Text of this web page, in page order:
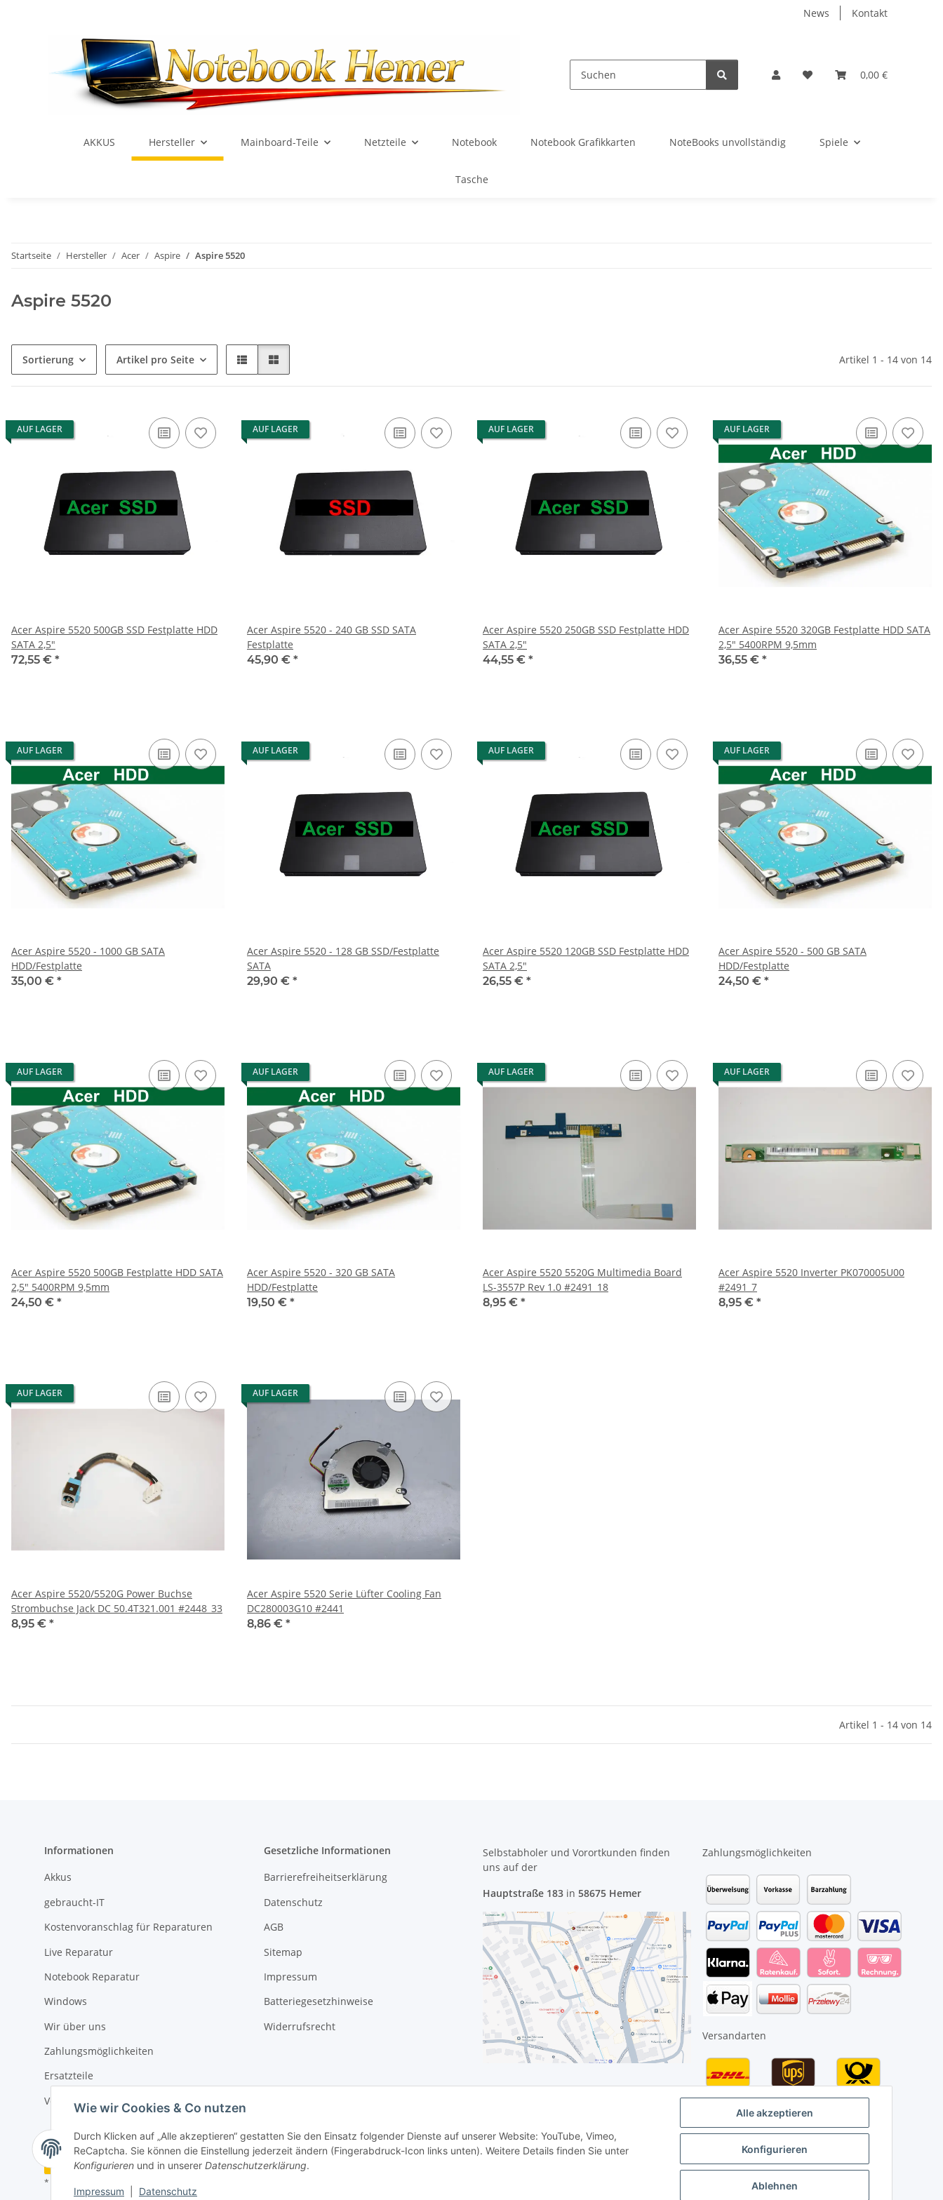
Alle akzeptieren
Konfigurieren
Ablehnen
Wie wir Cookies & Co nutzen
Durch Klicken auf „Alle akzeptieren“ gestatten Sie den Einsatz folgender Dienste auf unserer Website: YouTube, Vimeo,
ReCaptcha. Sie können die Einstellung jederzeit ändern (Fingerabdruck-Icon links unten). Weitere Details finden Sie unter
Konfigurieren und in unserer Datenschutzerklärung.
Impressum Datenschutz
News Kontakt
0,00 €
AKKUS Hersteller Mainboard-Teile Netzteile Notebook Notebook Grafikkarten NoteBooks unvollständig Spiele
Tasche
Startseite Hersteller Acer Aspire Aspire 5520
Aspire 5520
Sortierung Artikel pro Seite Artikel 1 - 14 von 14
AUF LAGER
Acer Aspire 5520 500GB SSD Festplatte HDD
SATA 2,5"
72,55 € *
AUF LAGER
Acer Aspire 5520 - 240 GB SSD SATA
Festplatte
45,90 € *
AUF LAGER
Acer Aspire 5520 250GB SSD Festplatte HDD
SATA 2,5"
44,55 € *
AUF LAGER
Acer Aspire 5520 320GB Festplatte HDD SATA
2,5" 5400RPM 9,5mm
36,55 € *
AUF LAGER
Acer Aspire 5520 - 1000 GB SATA
HDD/Festplatte
35,00 € *
AUF LAGER
Acer Aspire 5520 - 128 GB SSD/Festplatte
SATA
29,90 € *
AUF LAGER
Acer Aspire 5520 120GB SSD Festplatte HDD
SATA 2,5"
26,55 € *
AUF LAGER
Acer Aspire 5520 - 500 GB SATA
HDD/Festplatte
24,50 € *
AUF LAGER
Acer Aspire 5520 500GB Festplatte HDD SATA
2,5" 5400RPM 9,5mm
24,50 € *
AUF LAGER
Acer Aspire 5520 - 320 GB SATA
HDD/Festplatte
19,50 € *
AUF LAGER
Acer Aspire 5520 5520G Multimedia Board
LS-3557P Rev 1.0 #2491_18
8,95 € *
AUF LAGER
Acer Aspire 5520 Inverter PK070005U00
#2491_7
8,95 € *
AUF LAGER
Acer Aspire 5520/5520G Power Buchse
Strombuchse Jack DC 50.4T321.001 #2448_33
8,95 € *
AUF LAGER
Acer Aspire 5520 Serie Lüfter Cooling Fan
DC280003G10 #2441
8,86 € *
Artikel 1 - 14 von 14
Informationen
Akkus
gebraucht-IT
Kostenvoranschlag für Reparaturen
Live Reparatur
Notebook Reparatur
Windows
Wir über uns
Zahlungsmöglichkeiten
Ersatzteile
Versandinformationen
Gesetzliche Informationen
Barrierefreiheitserklärung
Datenschutz
AGB
Sitemap
Impressum
Batteriegesetzhinweise
Widerrufsrecht
Selbstabholer und Vorortkunden finden
uns auf der
Hauptstraße 183 in 58675 Hemer
Zahlungsmöglichkeiten
Versandarten
Vertrag widerrufen
* Alle Preise inkl. gesetzlicher USt., zzgl.